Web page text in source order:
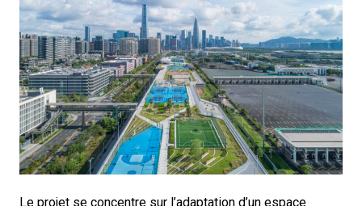
Le projet se concentre sur l’adaptation d’un espace